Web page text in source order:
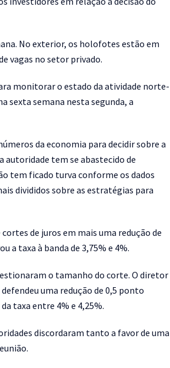
No exterior, os holofotes estão em
vagas no setor privado.
monitorar o estado da atividade norte-
sexta semana nesta segunda, a
da economia para decidir sobre a
autoridade tem se abastecido de
tem ficado turva conforme os dados
divididos sobre as estratégias para
de juros em mais uma redução de
a taxa à banda de 3,75% e 4%.
o tamanho do corte. O diretor
uma redução de 0,5 ponto
taxa entre 4% e 4,25%.
discordaram tanto a favor de uma